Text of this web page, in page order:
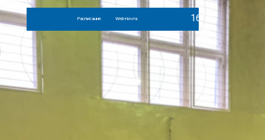
Расписание Web-почта